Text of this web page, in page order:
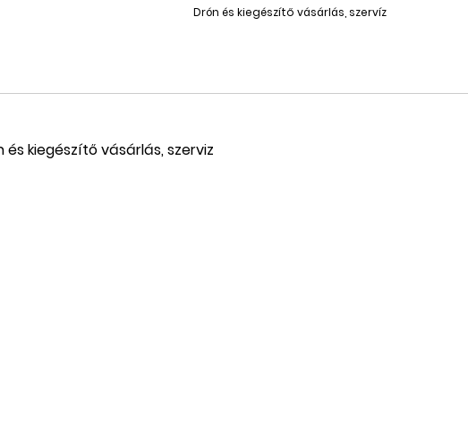
Drón és kiegészítő vásárlás, szervíz
és kiegészítő vásárlás, szerviz